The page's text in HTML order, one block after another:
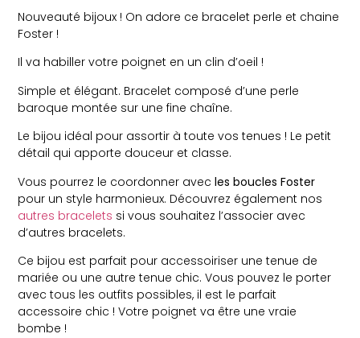
Nouveauté bijoux ! On adore ce bracelet perle et chaine
Foster !
Il va habiller votre poignet en un clin d’oeil !
Simple et élégant. Bracelet composé d’une perle
baroque montée sur une fine chaîne.
Le bijou idéal pour assortir à toute vos tenues ! Le petit
détail qui apporte douceur et classe.
Vous pourrez le coordonner avecles boucles Foster
pour un style harmonieux. Découvrez également nos
autres bracelets si vous souhaitez l’associer avec
d’autres bracelets.
Ce bijou est parfait pour accessoiriser une tenue de
mariée ou une autre tenue chic. Vous pouvez le porter
avec tous les outfits possibles, il est le parfait
accessoire chic ! Votre poignet va être une vraie
bombe !